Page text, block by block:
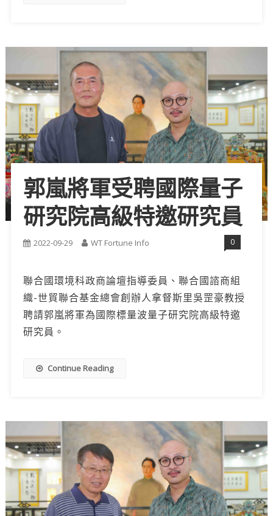
郭嵐將軍受聘國際量子
研究院高級特邀研究員
2022-09-29 WT Fortune Info 0
聯合國環境科政商論壇指導委員、聯合國諮商組
織-世貿聯合基金總會創辦人拿督斯里吳罡豪教授
聘請郭嵐將軍為國際標量波量子研究院高級特邀
研究員。
Continue Reading